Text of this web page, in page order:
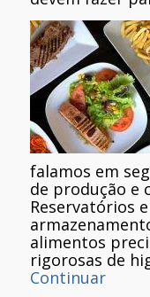
falamos em
de produção e
Reservatórios
alimentos
rigorosas de
Continuar